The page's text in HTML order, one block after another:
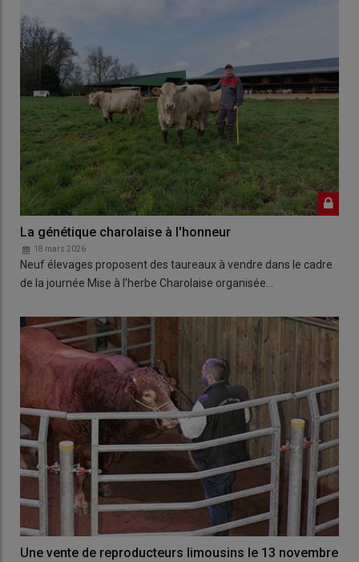
La génétique charolaise à l'honneur
18 mars 2026
Neuf élevages proposent des taureaux à vendre dans le cadre
de la journée Mise à l'herbe Charolaise organisée…
Une vente de reproducteurs limousins le 13 novembre